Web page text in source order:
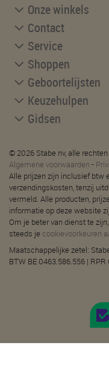
Onze winkels
Contact
Service
Shoppen
Geboortelijsten
Keuzehulpen
Gidsen
© 2026 Stabe nv, alle
Algemene voorwaarden -
Alle prijzen zijn inclusief btw
verzendingskosten, tenzij
vermeld. Alle producten,
informatie op deze website
Om je beter van dienst te
steeds je cookievoorkeuren
Maatschappelijke zetel:
BTW BE 0463.586.556 |